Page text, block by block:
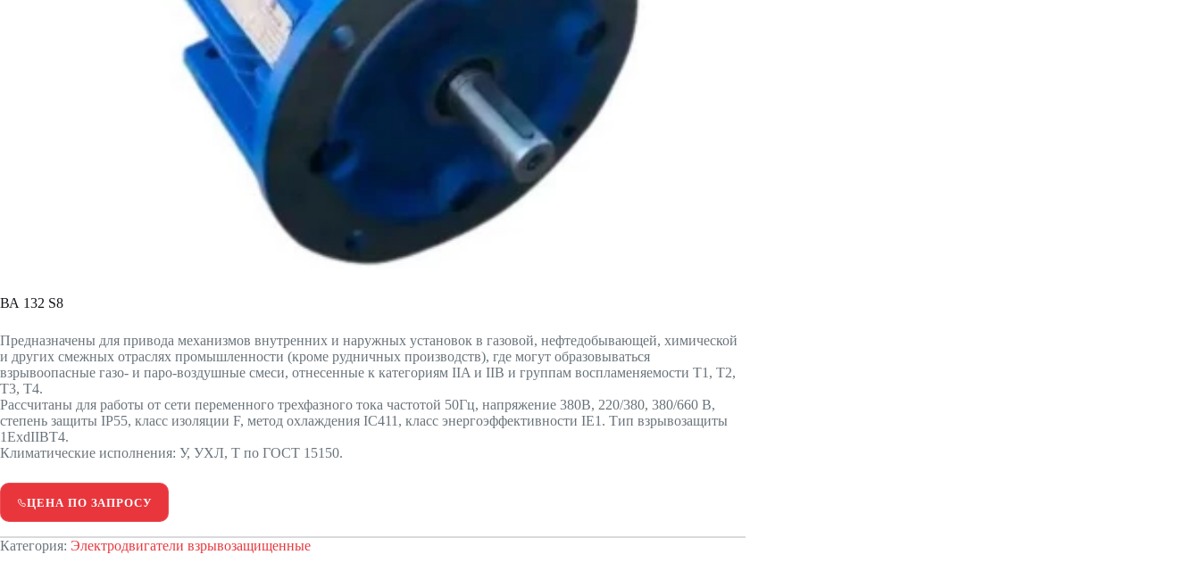
ВА 132 S8
Предназначены для привода механизмов внутренних и наружных установок в газовой, нефтедобывающей, химической
и других смежных отраслях промышленности (кроме рудничных производств), где могут образовываться
взрывоопасные газо- и паро-воздушные смеси, отнесенные к категориям IIA и IIB и группам воспламеняемости T1, T2,
T3, T4.
Рассчитаны для работы от сети переменного трехфазного тока частотой 50Гц, напряжение 380В, 220/380, 380/660 В,
степень защиты IP55, класс изоляции F, метод охлаждения IC411, класс энергоэффективности IE1. Тип взрывозащиты
1ExdIIBT4.
Климатические исполнения: У, УХЛ, Т по ГОСТ 15150.
ЦЕНА ПО ЗАПРОСУ
Категория: Электродвигатели взрывозащищенные